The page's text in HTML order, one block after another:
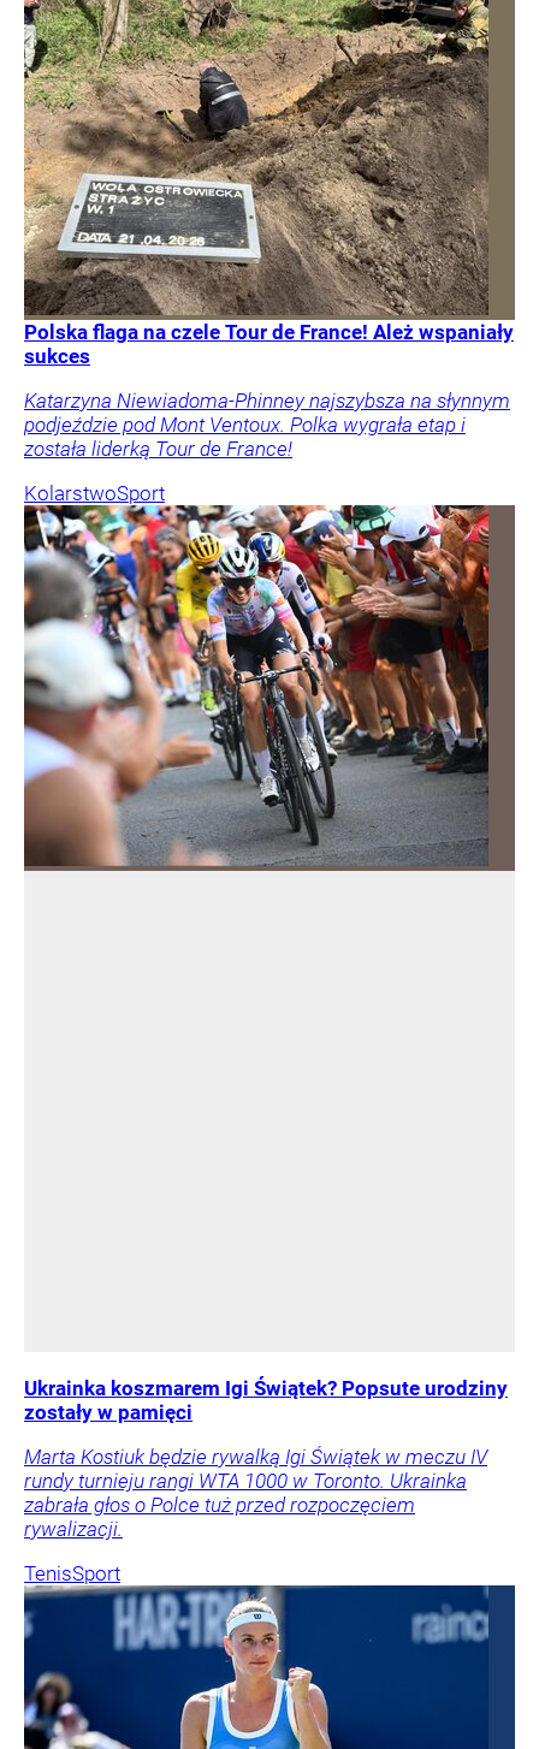
Polska flaga na czele Tour de France! Ależ wspaniały
sukces
Katarzyna Niewiadoma-Phinney najszybsza na słynnym
podjeździe pod Mont Ventoux. Polka wygrała etap i
została liderką Tour de France!
KolarstwoSport
Ukrainka koszmarem Igi Świątek? Popsute urodziny
zostały w pamięci
Marta Kostiuk będzie rywalką Igi Świątek w meczu IV
rundy turnieju rangi WTA 1000 w Toronto. Ukrainka
zabrała głos o Polce tuż przed rozpoczęciem
rywalizacji.
TenisSport